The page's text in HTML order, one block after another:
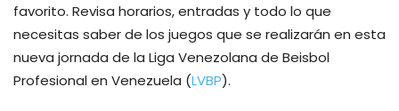
favorito. Revisa horarios, entradas y todo lo que
necesitas saber de los juegos que se realizarán en esta
nueva jornada de la Liga Venezolana de Beisbol
Profesional en Venezuela (LVBP).